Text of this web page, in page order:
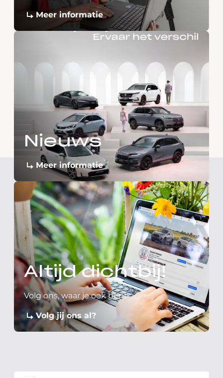
Meer informatie
Nieuws
Meer informatie
Altijd dichtbij!
Volg ons, waar je ook bent
Volg jij ons al?